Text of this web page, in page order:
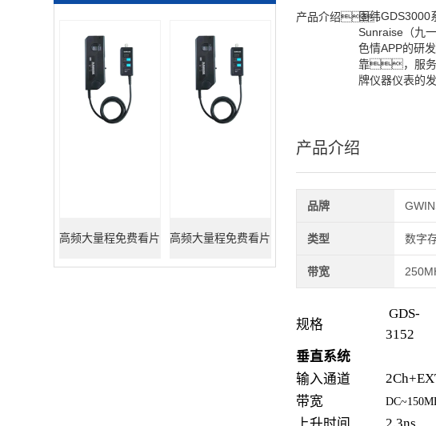
高频大量程免费看片 高频大量程免费看片
产品介绍：固纬GDS3000
Sunraise（九
色情APP的
靠，服务
牌仪器仪表的
产品介绍
品牌
类型 数字
带宽
规格
GDS-
3152
垂直系统
输入通道
带宽